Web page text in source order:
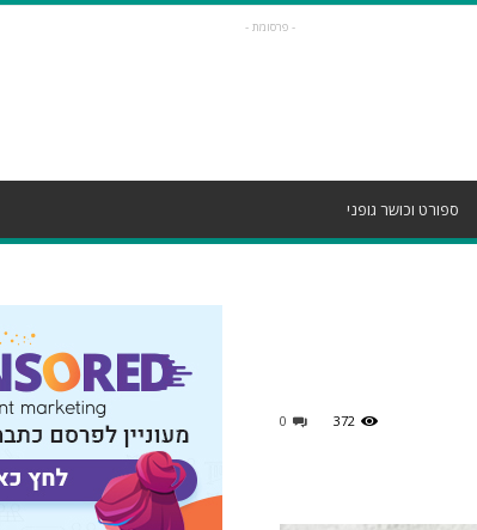
- פרסומת -
ספורט וכושר גופני
0 372